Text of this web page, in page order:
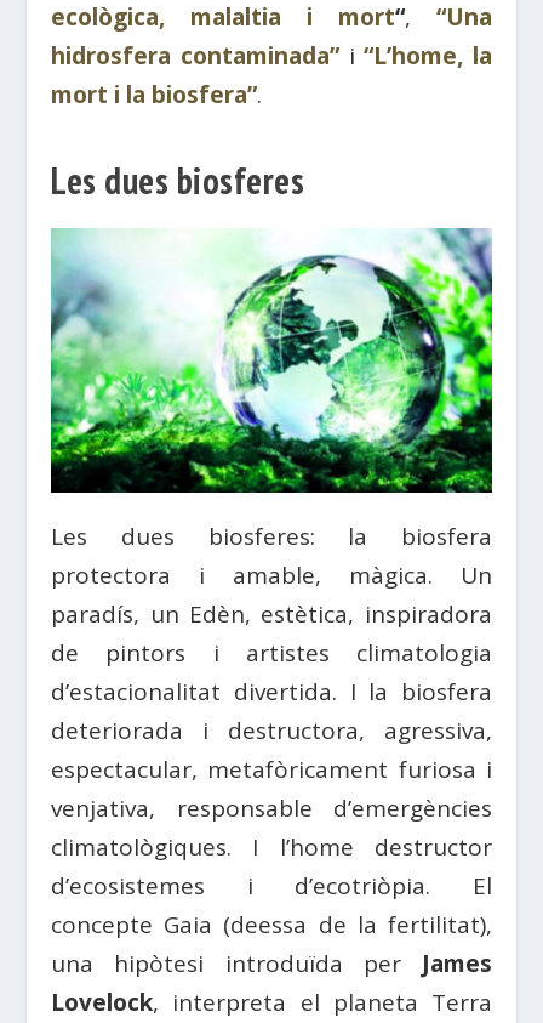
ecològica, malaltia i mort“, “Una
hidrosfera contaminada”i“L’home, la
mort i la biosfera”.
Les dues biosferes
Les dues biosferes: la biosfera
protectora i amable, màgica. Un
paradís, un Edèn, estètica, inspiradora
de pintors i artistes climatologia
d’estacionalitat divertida. I la biosfera
deteriorada i destructora, agressiva,
espectacular, metafòricament furiosa i
venjativa, responsable d’emergències
climatològiques. I l’home destructor
d’ecosistemes i d’ecotriòpia. El
concepte Gaia (deessa de la fertilitat),
una hipòtesi introduïda per James
Lovelock, interpreta el planeta Terra